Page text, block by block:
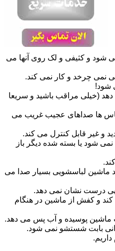
شود و کثیفی و لک روی آنها می
نمی چرخد و کار نمی کند.
شود!
(خیلی مراقب باشید و سریعا
ها صداهای عجیب غریب می
و غیر قابل کنترل می کند.
شود یا بسته شده دیگر باز
لباسشویی بسیار صدا می
درست نشان نمی دهد.
و کفش از ماشین در هنگام
ماشین پوسیده و آب پس می دهد.
بابت شستشو نمی شود.